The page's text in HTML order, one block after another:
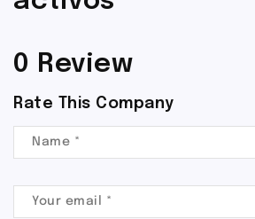
0 Review
Rate This Company